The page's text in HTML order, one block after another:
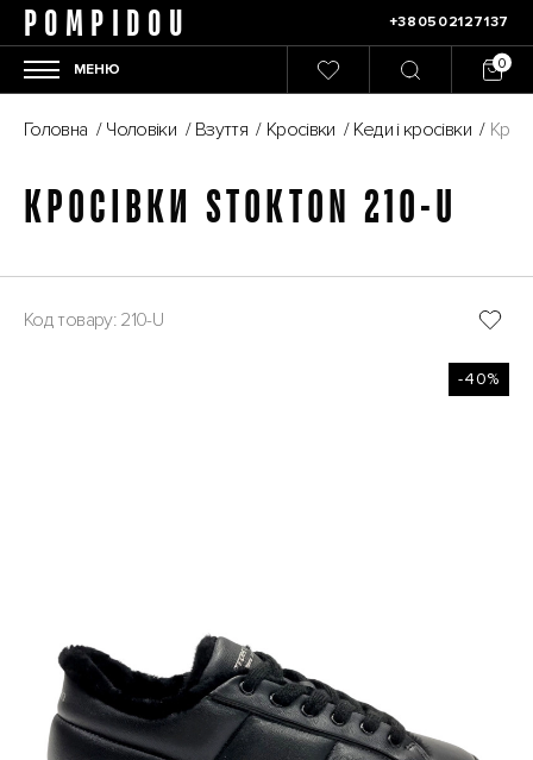
POMPIDOU +380502127137
МЕНЮ
Головна / Чоловіки / Взуття / Кросівки / Кеди і кросівки /
КРОСІВКИ STOKTON 210-U
Код товару: 210-U
-40%